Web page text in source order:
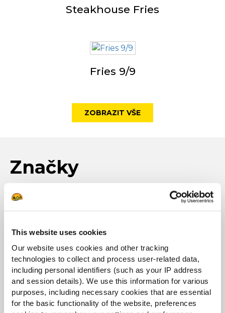
This website uses cookies
Our website uses cookies and other tracking
technologies to collect and process user-related data,
including personal identifiers (such as your IP address
and session details). We use this information for various
purposes, including necessary cookies that are essential
for the basic functionality of the website, preferences
Steakhouse Fries
Fries 9/9
ZOBRAZIT VŠE
Značky
Každodenní pochoutka s konstantně vysokou
kvalitou
PŘEČTĚTE SI VÍCE